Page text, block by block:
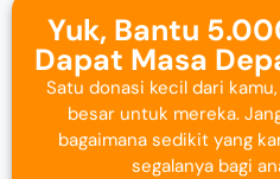
Yuk, Bantu
Dapat Masa
Satu donasi kecil dari
besar untuk mereka.
bagaimana sedikit yang
segalanya bagi